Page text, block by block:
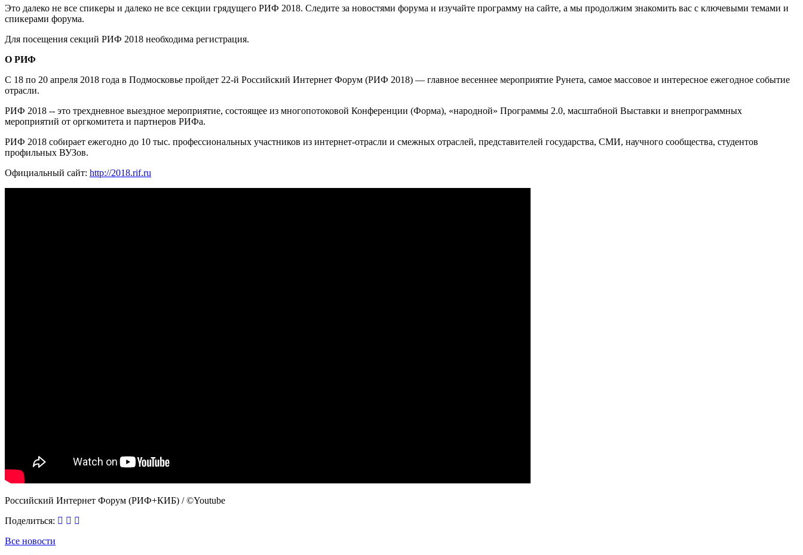
Это далеко не все спикеры и далеко не все секции грядущего РИФ 2018. Следите за новостями форума и изучайте программу на сайте, а мы продолжим знакомить вас с ключевыми темами и
спикерами форума.
Для посещения секций РИФ 2018 необходима регистрация.
О РИФ
C 18 по 20 апреля 2018 года в Подмосковье пройдет 22-й Российский Интернет Форум (РИФ 2018) — главное весеннее мероприятие Рунета, самое массовое и интересное ежегодное событие
отрасли.
РИФ 2018 -- это трехдневное выездное мероприятие, состоящее из многопотоковой Конференции (Форма), «народной» Программы 2.0, масштабной Выставки и внепрограммных
мероприятий от оргкомитета и партнеров РИФа.
РИФ 2018 собирает ежегодно до 10 тыс. профессиональных участников из интернет-отрасли и смежных отраслей, представителей государства, СМИ, научного сообщества, студентов
профильных ВУЗов.
Официальный сайт: http://2018.rif.ru
Российский Интернет Форум (РИФ+КИБ) / ©Youtube
Поделиться:
Все новости